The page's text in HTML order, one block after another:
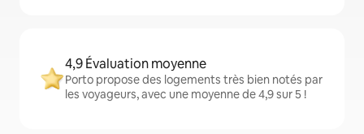
4,9 Évaluation moyenne
Porto propose des logements très bien notés par
les voyageurs, avec une moyenne de 4,9 sur 5 !